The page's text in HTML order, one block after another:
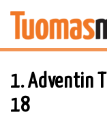
1. Adventin
18